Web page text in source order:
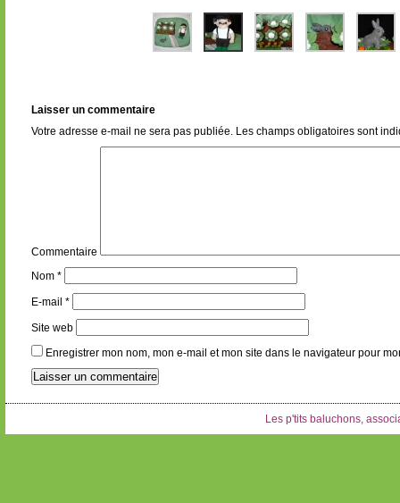
Laisser un commentaire
Votre adresse e-mail ne sera pas publiée. Les champs obligatoires sont
Commentaire
Nom *
E-mail *
Site web
Enregistrer mon nom, mon e-mail et mon site dans le navigateur pour
Les p'tits baluchons,